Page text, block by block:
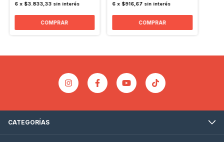
6 x $3.833,33 sin interés 6 x$916,67 sin interés
CATEGORÍAS